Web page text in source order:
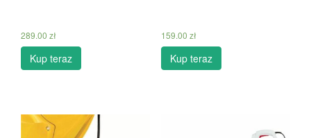
289.00 zł
Kup teraz
159.00 zł
Kup teraz